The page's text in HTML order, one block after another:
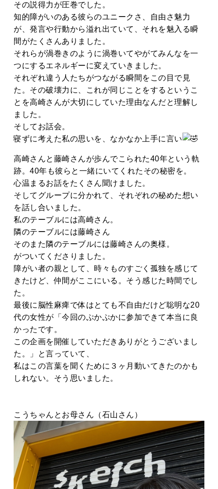
その説得力が圧巻でした。
知的障がいのある彼らのユニークさ、自由さ魅力
が、発言や行動から溢れ出ていて、それを魅入る瞬
間がたくさんありました。
それらが渦巻きのように渦巻いてやがてみんなを一
つにするエネルギーに変えていきました。
それぞれ違う人たちがつながる瞬間をこの目で見
た。その破壊力に、これが同じことをするというこ
とを高崎さんが大切にしていた理由なんだと理解し
ました。
そしてお話会。
寝ずに考えた私の思いを、なかなか上手に言い
高崎さんと藤崎さんが歩んでこられた40年という軌
跡。40年も彼らと一緒にいてくれたその秘密を。
心温まるお話をたくさん聞けました。
そしてグループに分かれて、それぞれの秘めた想い
を話し合いました。
私のテーブルには高崎さん。
隣のテーブルには藤崎さん
そのまた隣のテーブルには藤崎さんの奥様。
がついてくださりました。
障がい者の親として、時々ものすごく孤独を感じて
きたけど、仲間がここにいる。そう感じた時間でし
た。
最後に脳性麻痺で体はとても不自由だけど聡明な20
代の女性が「今回のぷかぷかに参加できて本当に良
かったです。
この企画を開催していただきありがとうございまし
た。」と言っていて、
私はこの言葉を聞くために３ヶ月動いてきたのかも
しれない。そう思いました。
こうちゃんとお母さん（石山さん）